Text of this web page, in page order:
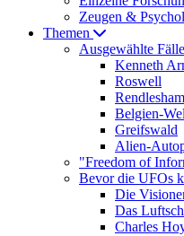
Zeugen &
Themen
Ausgewählte Fälle
Kenneth
Roswell
Rendlesham
Belgien-
Greifswald
Alien-
"Freedom of
Bevor die UFOs
Die
Das
Charles